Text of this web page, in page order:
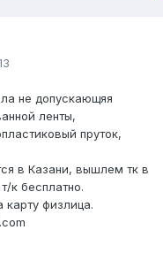
не допускающяя
ленты,
пруток,
в Казани, вышлем тк в
к бесплатно.
карту физлица.